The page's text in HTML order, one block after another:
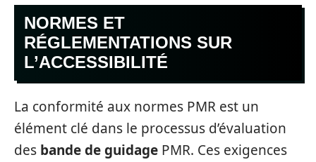
NORMES ET
RÉGLEMENTATIONS SUR
L’ACCESSIBILITÉ
La conformité aux normes PMR est un
élément clé dans le processus d’évaluation
des bande de guidage PMR. Ces exigences